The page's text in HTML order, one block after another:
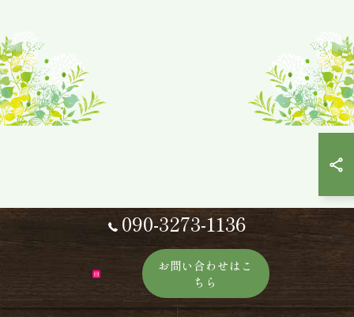
090-3273-1136
お問い合わせはこ
ちら